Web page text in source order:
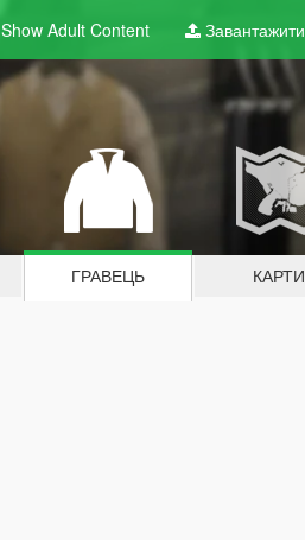
Show Adult Content Завантажити
ГРАВЕЦЬ КАРТИ